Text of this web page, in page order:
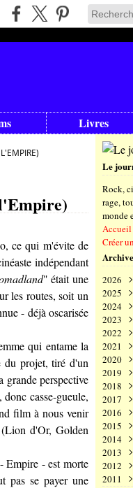
Livres
, ce qui m'évite de
indépendant
" était une
les routes, soit un
- déjà oscarisée
qui entame la
du projet, tiré d'un
grande perspective
casse-gueule,
film à nous venir
d'Or, Golden
Empire - est morte
pas se payer une
Le
Rock,
rage,
monde
Créer
2026
Août
Juillet
Juin
Mai
Avril
Mars
2025
Août
Juillet
Juin
Mai
Avril
Mars
2024
Août
Juillet
Juin
Mai
Avril
Mars
2023
Août
Juillet
Juin
Mai
Avril
Mars
2022
Août
Juillet
Juin
Mai
Avril
Mars
2021
Août
Juillet
Juin
Mai
Avril
Mars
2020
Août
Juillet
Juin
Mai
Avril
2019
Août
Juillet
Juin
Mai
2018
Août
Juillet
Juin
2017
Août
Juillet
2016
Août
2015
2014
2013
2012
2011